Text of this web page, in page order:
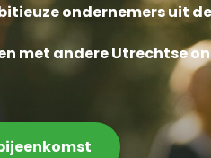
ondernemers uit
met andere Utrechtse